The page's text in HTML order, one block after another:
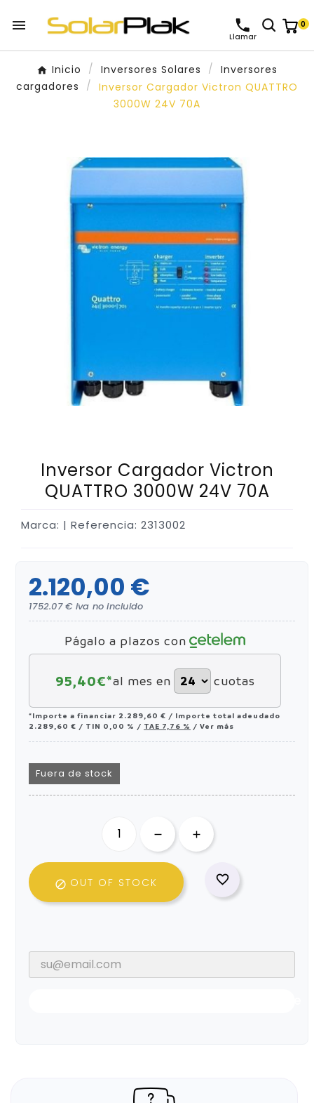

Llamar
0
Inicio Inversores Solares
Inversores
cargadores
Inversor Cargador Victron QUATTRO
3000W 24V 70A
Inversor Cargador Victron
QUATTRO 3000W 24V 70A
Marca: | Referencia: 2313002
2.120,00 €
1752.07 € iva no incluido
Págalo a plazos con
95,40€*al mes en cuotas
*Importe a financiar 2.289,60 € / Importe total adeudado
2.289,60 € / TIN 0,00 % / TAE 7,76 % / Ver más
Fuera de stock
 OUT OF STOCK 